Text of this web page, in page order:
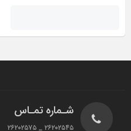
شـماره تمـاس
۲۶۲۰۲۵۴۵ _ ۲۶۲۰۲۵۷۵